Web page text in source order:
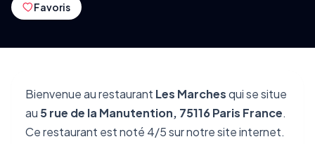
Favoris
Bienvenue au restaurant Les Marchesqui se situe
au 5 rue de la Manutention, 75116 Paris France.
Ce restaurant est noté 4/5 sur notre site internet.